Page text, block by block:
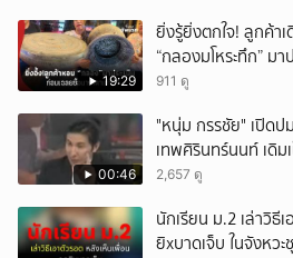
19:29
ยิ่งรู้ยิ่งตกใจ! ลูกค้า
“กลองมโหระทึก” ม
เท่าไหร่?
911 ดู
00:46
"หนุ่ม กรรชัย" เปิด
เทพศิรินทร์นนท์ เดิม
หนัก คาดแรงกดดันส
2,657 ดู
นักเรียน ม.2 เล่าวิธี
ยิxบาดเจ็บ ในจังหว